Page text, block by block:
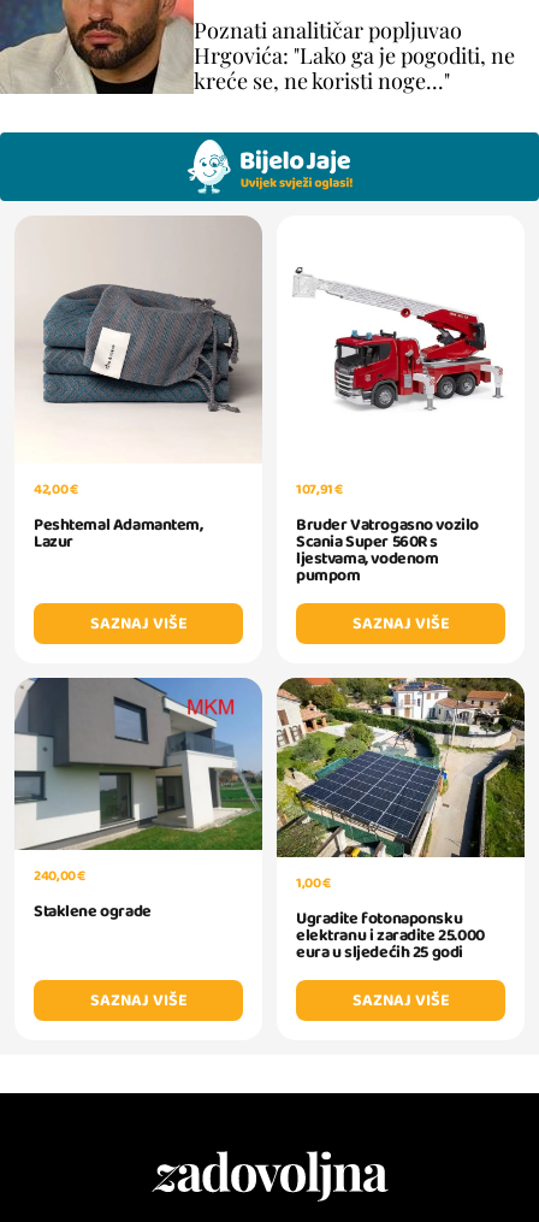
Poznati analitičar popljuvao
Hrgovića: "Lako ga je pogoditi, ne
kreće se, ne koristi noge..."
42,00 €
Peshtemal Adamantem,
Lazur
SAZNAJ VIŠE
107,91 €
Bruder Vatrogasno vozilo
Scania Super 560R s
ljestvama, vodenom
pumpom
SAZNAJ VIŠE
240,00 €
Staklene ograde
SAZNAJ VIŠE
1,00 €
Ugradite fotonaponsku
elektranu i zaradite 25.000
eura u sljedećih 25 godi
SAZNAJ VIŠE